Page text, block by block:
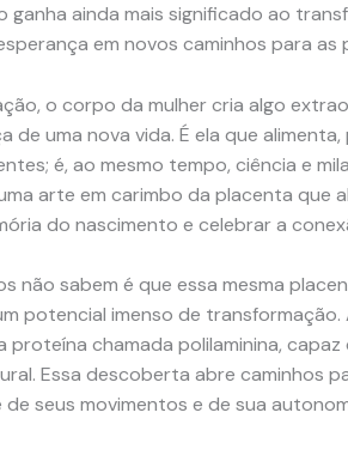
ganha ainda mais significado ao
em novos caminhos para as
o corpo da mulher cria algo
de uma nova vida. É ela que
é, ao mesmo tempo, ciência e
arte em carimbo da placenta que
do nascimento e celebrar a
não sabem é que essa mesma
potencial imenso de
proteína chamada polilaminina,
Essa descoberta abre caminhos
seus movimentos e de sua